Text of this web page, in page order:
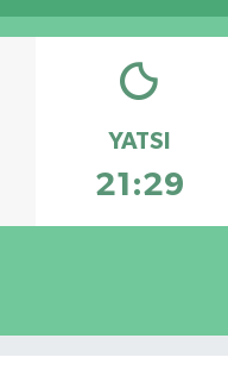
YATSI
21:29